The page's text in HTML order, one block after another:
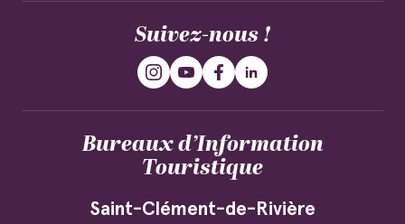
Suivez-nous !
Bureaux d’Information
Touristique
Saint-Clément-de-Rivière